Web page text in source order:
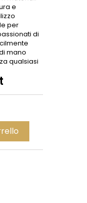
e
per
di
mano
qualsiasi